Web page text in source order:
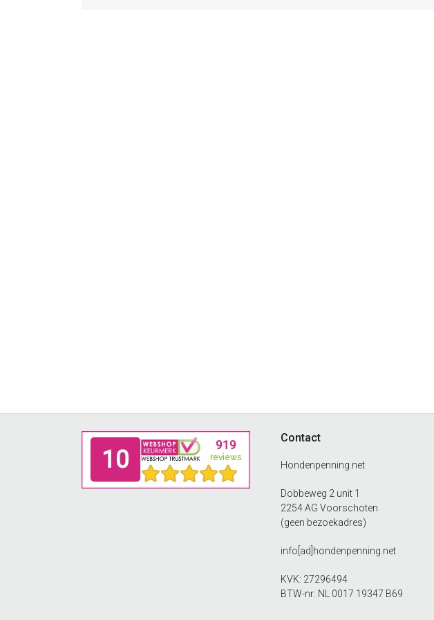
Contact
Hondenpenning.net
Dobbeweg 2 unit 1
2254 AG Voorschoten
(geen bezoekadres)
info[ad]hondenpenning.net
KVK: 27296494
BTW-nr: NL 0017 19347 B69